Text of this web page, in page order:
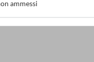
ammessi